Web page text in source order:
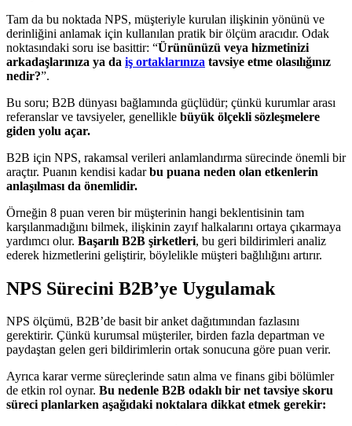
Tam da bu noktada NPS, müşteriyle kurulan ilişkinin yönünü ve
derinliğini anlamak için kullanılan pratik bir ölçüm aracıdır. Odak
noktasındaki soru ise basittir: “Ürününüzü veya hizmetinizi
arkadaşlarınıza ya da iş ortaklarınıza tavsiye etme olasılığınız
nedir?”.
Bu soru; B2B dünyası bağlamında güçlüdür; çünkü kurumlar arası
referanslar ve tavsiyeler, genellikle büyük ölçekli sözleşmelere
giden yolu açar.
B2B için NPS, rakamsal verileri anlamlandırma sürecinde önemli bir
araçtır. Puanın kendisi kadarbu puana neden olan etkenlerin
anlaşılması da önemlidir.
Örneğin 8 puan veren bir müşterinin hangi beklentisinin tam
karşılanmadığını bilmek, ilişkinin zayıf halkalarını ortaya çıkarmaya
yardımcı olur. Başarılı B2B şirketleri, bu geri bildirimleri analiz
ederek hizmetlerini geliştirir, böylelikle müşteri bağlılığını artırır.
NPS Sürecini B2B’ye Uygulamak
NPS ölçümü, B2B’de basit bir anket dağıtımından fazlasını
gerektirir. Çünkü kurumsal müşteriler, birden fazla departman ve
paydaştan gelen geri bildirimlerin ortak sonucuna göre puan verir.
Ayrıca karar verme süreçlerinde satın alma ve finans gibi bölümler
de etkin rol oynar. Bu nedenle B2B odaklı bir net tavsiye skoru
süreci planlarken aşağıdaki noktalara dikkat etmek gerekir: